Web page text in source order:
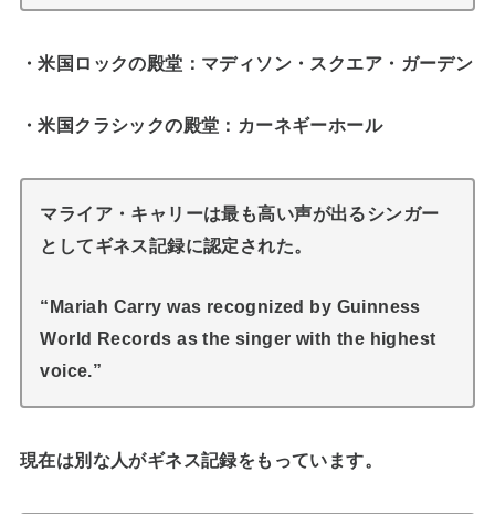
・米国ロックの殿堂：マディソン・スクエア・ガーデン
・米国クラシックの殿堂：カーネギーホール
マライア・キャリーは最も高い声が出るシンガー
としてギネス記録に認定された。
“Mariah Carry was recognized by Guinness
World Records as the singer with the highest
voice.”
現在は別な人がギネス記録をもっています。